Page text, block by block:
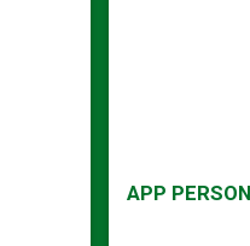
APP